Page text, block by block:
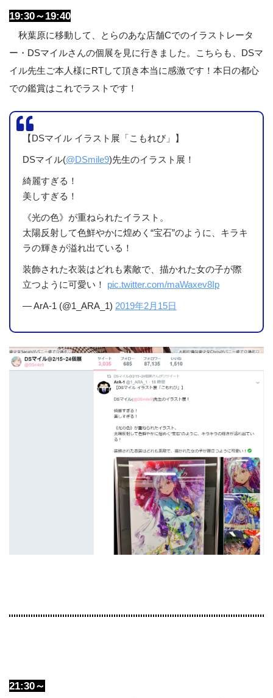
19:30～19:40
秋葉原に移動して、とらのあな店舗Cでのイラストレータ
ー・DSマイルさんの個展を見に行きました。こちらも、DSマ
イル先生ご本人様にRTして頂き本当に感激です！本日の都心
での鑑賞はこれでラストです！
【DSマイル イラスト展「こもれび」】
DSマイル(@DSmile9)先生のイラスト展！
綺麗すぎる！
美しすぎる！
《光の色》が重ねられたイラスト。
太陽反射して色鮮やかに煌めく“宝石”のように、キラキ
ラの輝きが溢れ出ている！
装飾された衣装はどれも素敵で、描かれた女の子が際
立つように可愛い！ pic.twitter.com/maWaxev8Ip
— ArA-1 (@1_ARA_1) 2019年2月15日
21:30～